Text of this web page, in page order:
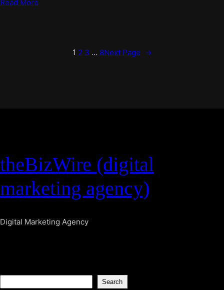
Read More
1 2 3 … 8Next Page →
theBizWire (digital
marketing agency)
Digital Marketing Agency
Search